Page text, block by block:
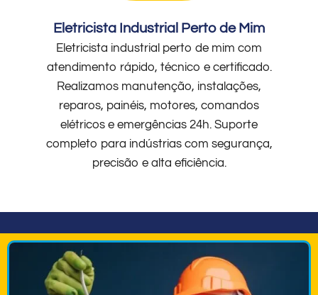
Eletricista Industrial Perto de Mim
Eletricista industrial perto de mim com
atendimento rápido, técnico e certificado.
Realizamos manutenção, instalações,
reparos, painéis, motores, comandos
elétricos e emergências 24h. Suporte
completo para indústrias com segurança,
precisão e alta eficiência.